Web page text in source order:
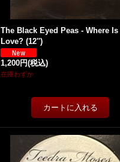
The Black Eyed Peas - Where Is
Love? (12'')
1,200円(税込)
在庫わずか